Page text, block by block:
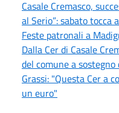
Casale Cremasco,
al Serio”: sabato tocca
Feste patronali a
Dalla Cer di Casale
del comune a
Grassi: "Questa Cer a
un euro"